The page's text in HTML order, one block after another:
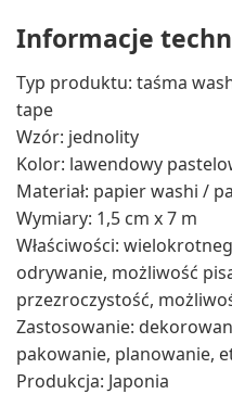
Informacje
Typ produktu: taśma
tape
Wzór: jednolity
Kolor: lawendowy
Materiał: papier washi /
Wymiary: 1,5 cm x 7 m
Właściwości:
odrywanie, możliwość
przezroczystość,
Zastosowanie:
pakowanie, planowanie,
Produkcja: Japonia